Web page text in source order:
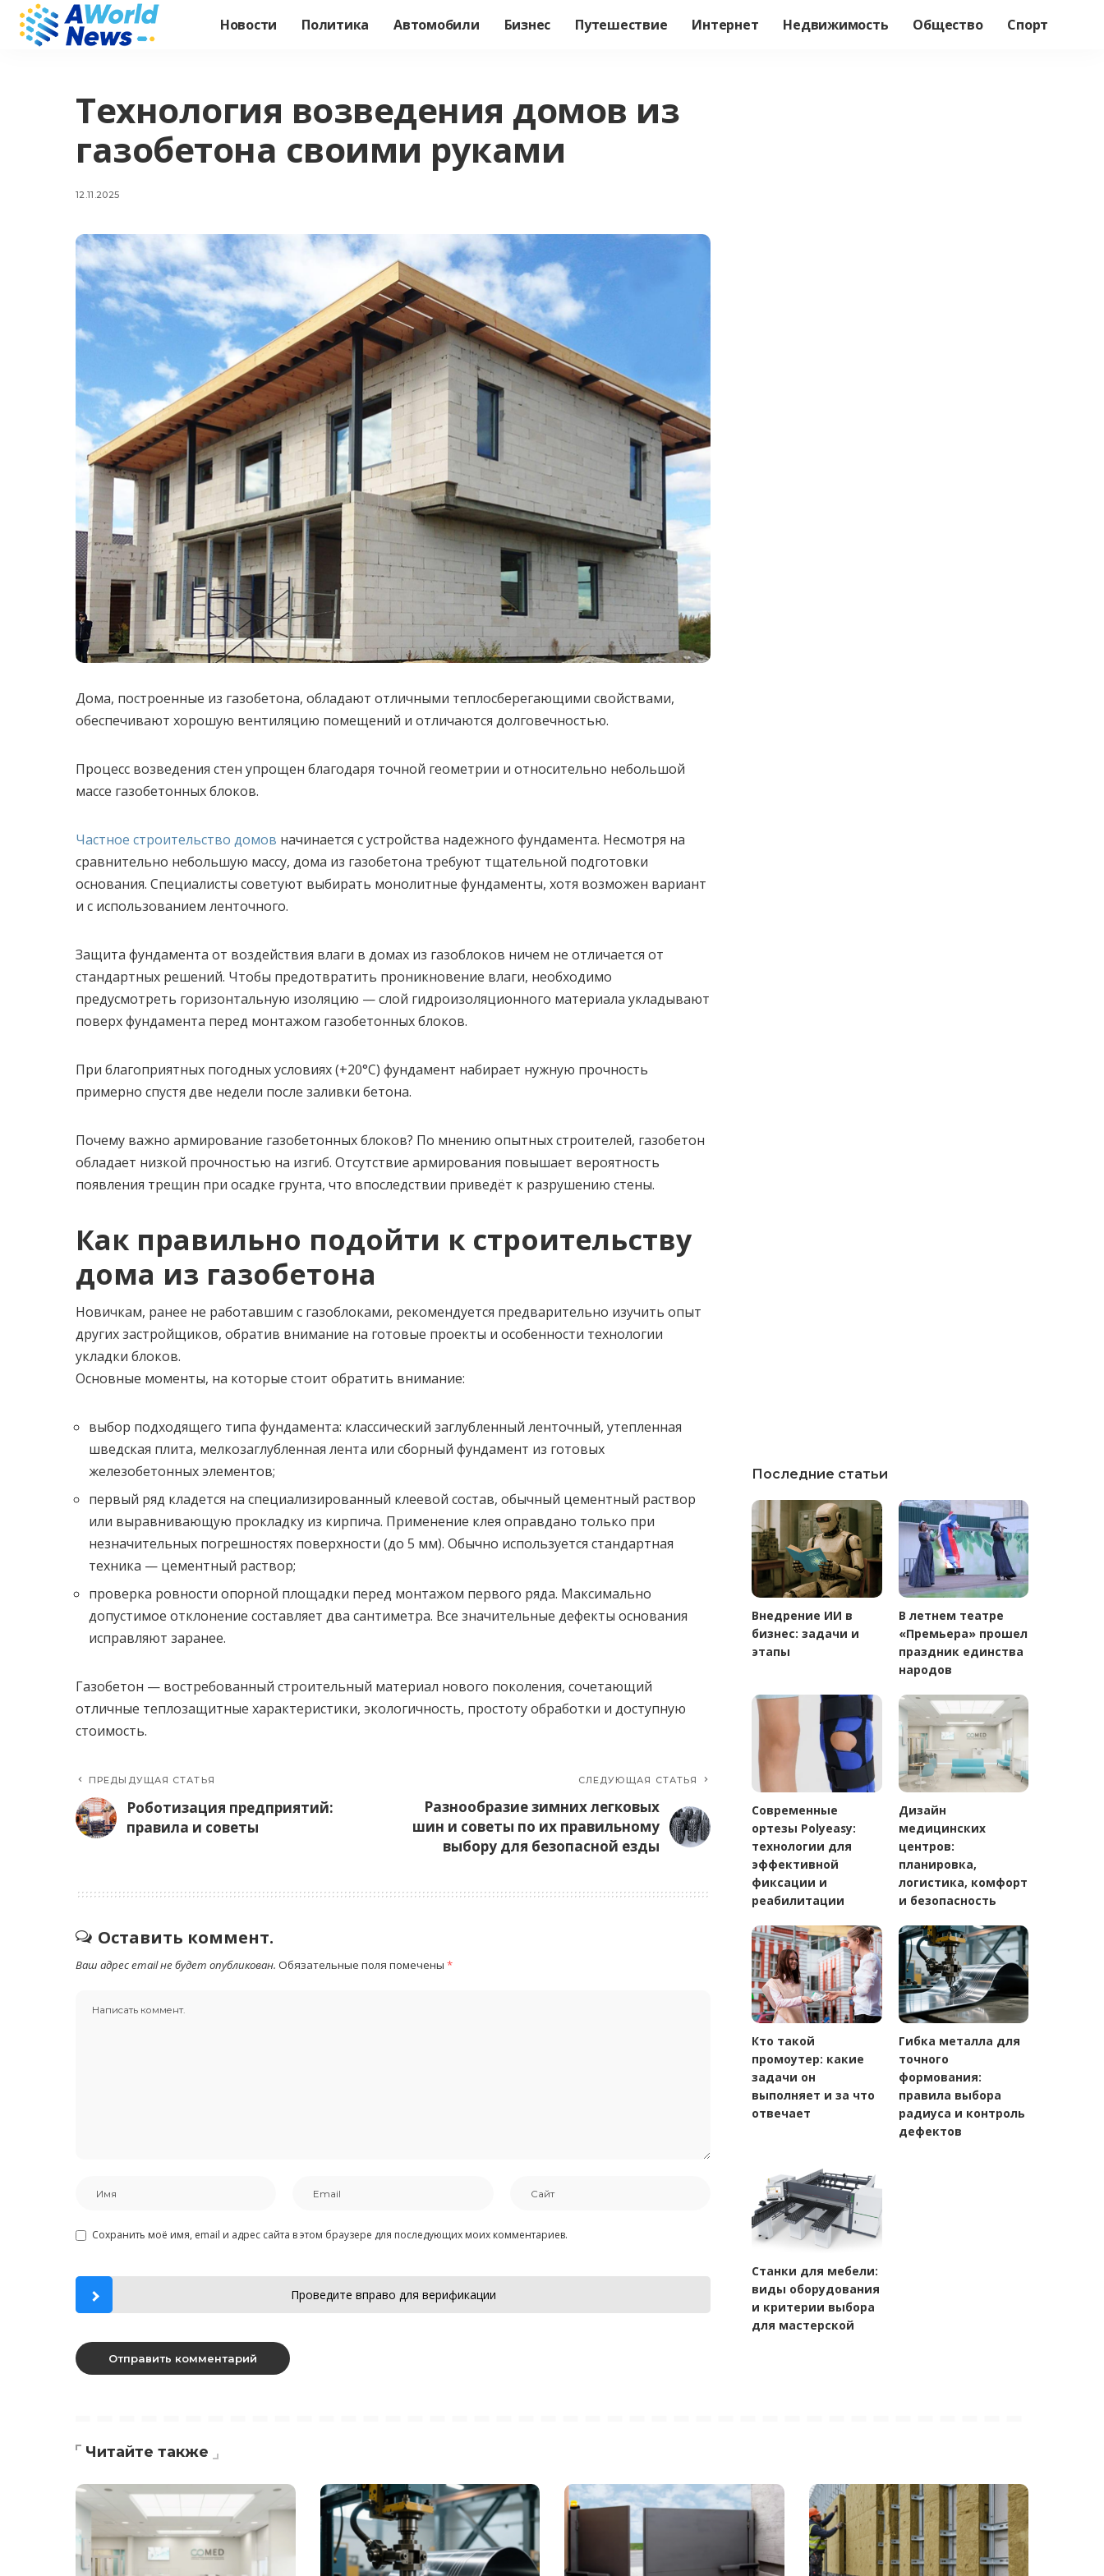
Новости Политика Автомобили Бизнес Путешествие Интернет Недвижимость Общество Спорт
Технология возведения домов из
газобетона своими руками
12.11.2025
Дома, построенные из газобетона, обладают отличными теплосберегающими свойствами,
обеспечивают хорошую вентиляцию помещений и отличаются долговечностью.
Процесс возведения стен упрощен благодаря точной геометрии и относительно небольшой
массе газобетонных блоков.
Частное строительство домов начинается с устройства надежного фундамента. Несмотря на
сравнительно небольшую массу, дома из газобетона требуют тщательной подготовки
основания. Специалисты советуют выбирать монолитные фундаменты, хотя возможен вариант
и с использованием ленточного.
Защита фундамента от воздействия влаги в домах из газоблоков ничем не отличается от
стандартных решений. Чтобы предотвратить проникновение влаги, необходимо
предусмотреть горизонтальную изоляцию — слой гидроизоляционного материала укладывают
поверх фундамента перед монтажом газобетонных блоков.
При благоприятных погодных условиях (+20°C) фундамент набирает нужную прочность
примерно спустя две недели после заливки бетона.
Почему важно армирование газобетонных блоков? По мнению опытных строителей, газобетон
обладает низкой прочностью на изгиб. Отсутствие армирования повышает вероятность
появления трещин при осадке грунта, что впоследствии приведёт к разрушению стены.
Как правильно подойти к строительству
дома из газобетона
Новичкам, ранее не работавшим с газоблоками, рекомендуется предварительно изучить опыт
других застройщиков, обратив внимание на готовые проекты и особенности технологии
укладки блоков.
Основные моменты, на которые стоит обратить внимание:
выбор подходящего типа фундамента: классический заглубленный ленточный, утепленная
шведская плита, мелкозаглубленная лента или сборный фундамент из готовых
железобетонных элементов;
первый ряд кладется на специализированный клеевой состав, обычный цементный раствор
или выравнивающую прокладку из кирпича. Применение клея оправдано только при
незначительных погрешностях поверхности (до 5 мм). Обычно используется стандартная
техника — цементный раствор;
проверка ровности опорной площадки перед монтажом первого ряда. Максимально
допустимое отклонение составляет два сантиметра. Все значительные дефекты основания
исправляют заранее.
Газобетон — востребованный строительный материал нового поколения, сочетающий
отличные теплозащитные характеристики, экологичность, простоту обработки и доступную
стоимость.
ПРЕДЫДУЩАЯ СТАТЬЯ
Роботизация предприятий:
правила и советы
СЛЕДУЮЩАЯ СТАТЬЯ
Разнообразие зимних легковых
шин и советы по их правильному
выбору для безопасной езды
Оставить коммент.
Ваш адрес email не будет опубликован. Обязательные поля помечены *
Сохранить моё имя, email и адрес сайта в этом браузере для последующих моих комментариев.
Проведите вправо для верификации
Последние статьи
Внедрение ИИ в
бизнес: задачи и
этапы
В летнем театре
«Премьера» прошел
праздник единства
народов
Современные
ортезы Polyeasy:
технологии для
эффективной
фиксации и
реабилитации
Дизайн
медицинских
центров:
планировка,
логистика, комфорт
и безопасность
Кто такой
промоутер: какие
задачи он
выполняет и за что
отвечает
Гибка металла для
точного
формования:
правила выбора
радиуса и контроль
дефектов
Станки для мебели:
виды оборудования
и критерии выбора
для мастерской
Читайте также